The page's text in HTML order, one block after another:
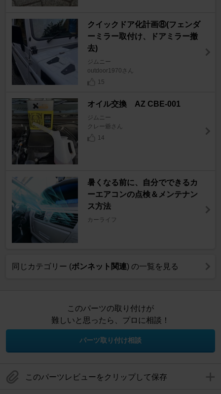
クイックドア化計画⑧(フェンダ
ーミラー取付け、ドアミラー撤
去)
ジムニー
outdoor1970さん
15
オイル交換 AZ CBE-001
ジムニー
クレー爺さん
14
暑くなる前に、自分でできるカ
ーエアコンの点検＆メンテナン
ス方法
カーライフ
同じカテゴリー (ボンネット関連) の一覧を見る
このパーツの取り付けが
難しいと思ったら、プロに相談！
パーツ取り付け相談
このパーツレビューをクリップして保存